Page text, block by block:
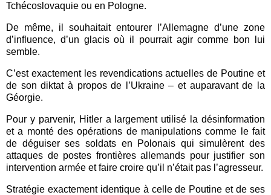
Tchécoslovaquie ou en Pologne.
De même, il souhaitait entourer l’Allemagne d’une zone
d’influence, d’un glacis où il pourrait agir comme bon lui
semble.
C’est exactement les revendications actuelles de Poutine et
de son diktat à propos de l’Ukraine – et auparavant de la
Géorgie.
Pour y parvenir, Hitler a largement utilisé la désinformation
et a monté des opérations de manipulations comme le fait
de déguiser ses soldats en Polonais qui simulèrent des
attaques de postes frontières allemands pour justifier son
intervention armée et faire croire qu’il n’était pas l’agresseur.
Stratégie exactement identique à celle de Poutine et de ses